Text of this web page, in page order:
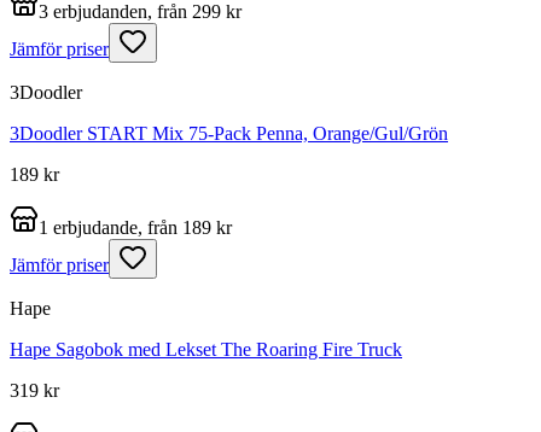
3 erbjudanden, från 299 kr
Jämför priser
3Doodler
3Doodler START Mix 75-Pack Penna, Orange/Gul/Grön
189 kr
1 erbjudande, från 189 kr
Jämför priser
Hape
Hape Sagobok med Lekset The Roaring Fire Truck
319 kr